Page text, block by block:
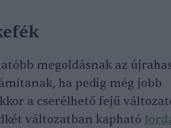
megoldásnak az
ha pedig még jobb
a cserélhető fejű
változatban kapható